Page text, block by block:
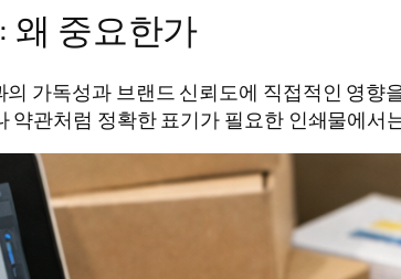
왜 중요한가
가독성과 브랜드 신뢰도에 직접적인 영
약관처럼 정확한 표기가 필요한 인쇄물에서